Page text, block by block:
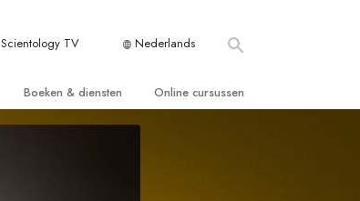
Scientology TV Nederlands
Boeken & diensten Online cursussen